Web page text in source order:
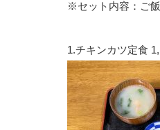
※セット内容：ご
1.チキンカツ定食